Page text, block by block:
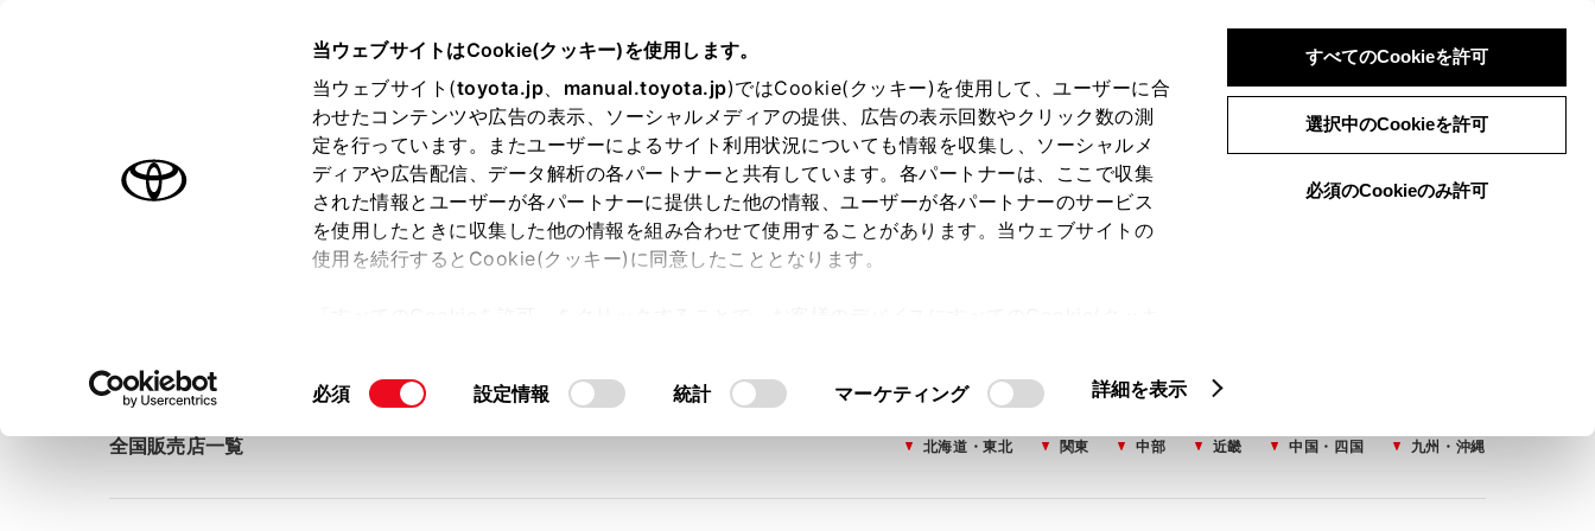
当ウェブサイトはCookie(クッキー)を使用します。
当ウェブサイト(toyota.jp、 manual.toyota.jp)ではCookie(クッキー)を使用して、ユーザーに合
わせたコンテンツや広告の表示、ソーシャルメディアの提供、広告の表示回数やクリック数の測
定を行っています。またユーザーによるサイト利用状況についても情報を収集し、ソーシャルメ
ディアや広告配信、データ解析の各パートナーと共有しています。各パートナーは、ここで収集
された情報とユーザーが各パートナーに提供した他の情報、ユーザーが各パートナーのサービス
を使用したときに収集した他の情報を組み合わせて使用することがあります。当ウェブサイトの
使用を続行するとCookie(クッキー)に同意したこととなります。
て」をご覧ください。
同
択
必須 設定情報 統計 マーケティング 詳細を表示
すべてのCookieを許可
選択中のCookieを許可
必須のCookieのみ許可
ログイン 検索 メニュー
オーナーサポート トピックス
ホーム 店舗・販売店検索
全国販売店一覧 北海道・東北 関東 中部 近畿 中国・四国 九州・沖縄